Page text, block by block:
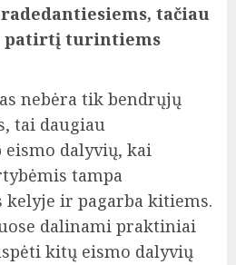
tačiau
patirtį turintiems
nebėra tik bendrųjų
tai daugiau
dalyvių, kai
tampa
kelyje ir pagarba kitiems.
dalinami praktiniai
kitų eismo dalyvių